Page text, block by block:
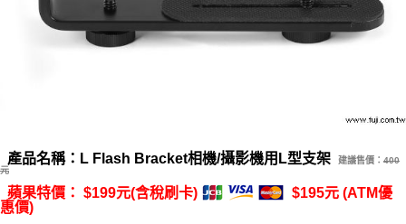
產品名稱：L Flash Bracket相機/攝影機用L型支架 建議售價： 400
元
蘋果特價： $199元(含稅刷卡)
$195元 (ATM優
惠價)